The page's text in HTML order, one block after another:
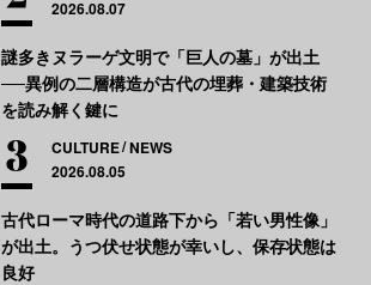
2026.08.07
謎多きヌラーゲ文明で「巨人の墓」が出土
──異例の二層構造が古代の埋葬・建築技術
を読み解く鍵に
CULTURE NEWS
2026.08.05
古代ローマ時代の道路下から「若い男性像」
が出土。うつ伏せ状態が幸いし、保存状態は
良好